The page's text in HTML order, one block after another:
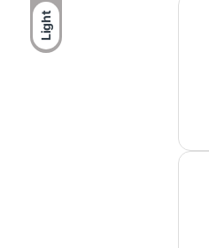
Light